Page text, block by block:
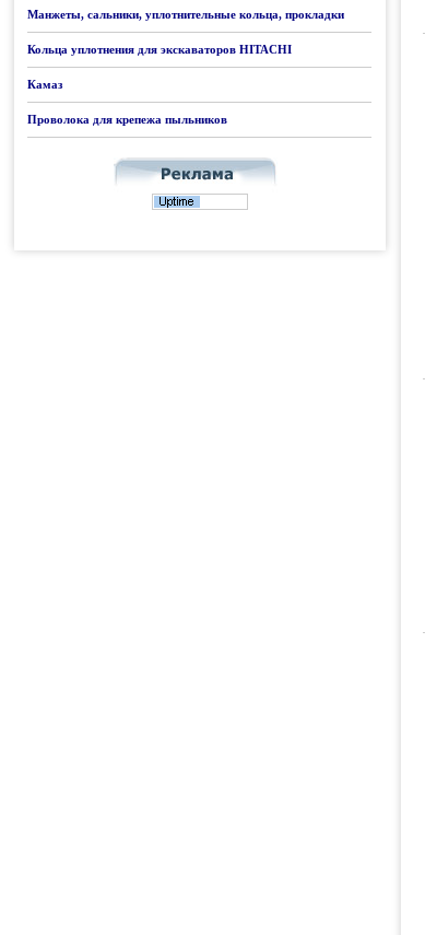
Манжеты, сальники, уплотнительные кольца, прокладки
Кольца уплотнения для экскаваторов HITACHI
Камаз
Проволока для крепежа пыльников